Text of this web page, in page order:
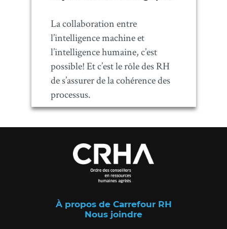
La collaboration entre
l’intelligence machine et
l’intelligence humaine, c’est
possible! Et c’est le rôle des RH
de s’assurer de la cohérence des
processus.
À propos de Carrefour RH
Nous joindre